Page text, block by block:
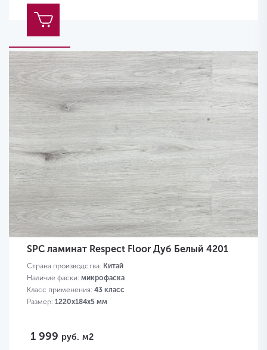
SPC ламинат Respect Floor Дуб Белый 4201
Страна производства: Китай
Наличие фаски: микрофаска
Класс применения: 43 класс
Размер: 1220х184х5 мм
1 999 руб. м2